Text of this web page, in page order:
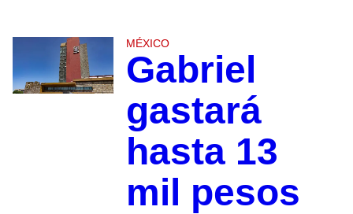
MÉXICO
Gabriel
gastará
hasta 13
mil pesos